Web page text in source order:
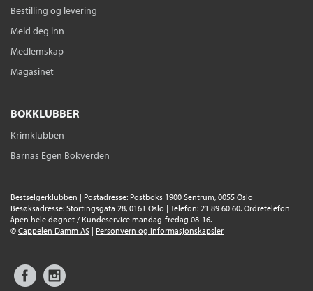
Bestilling og levering
Meld deg inn
Medlemskap
Magasinet
BOKKLUBBER
Krimklubben
Barnas Egen Bokverden
Bestselgerklubben | Postadresse: Postboks 1900 Sentrum, 0055 Oslo |
Besøksadresse: Stortingsgata 28, 0161 Oslo | Telefon: 21 89 60 60. Ordretelefon
åpen hele døgnet / Kundeservice mandag-fredag 08-16.
© Cappelen Damm AS | Personvern og informasjonskapsler
Facebook